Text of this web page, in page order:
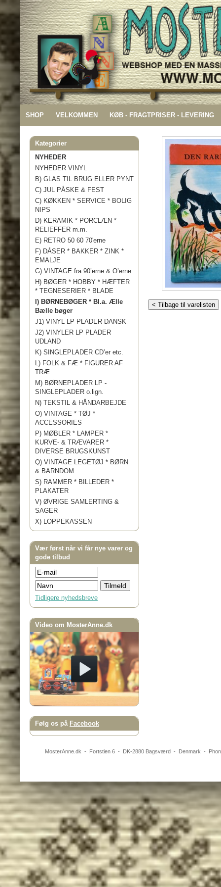
SHOP VELKOMMEN KØB - FRAGTPRISER - LEVERING
Kategorier
NYHEDER
NYHEDER VINYL
B) GLAS TIL BRUG ELLER PYNT
C) JUL PÅSKE & FEST
C) KØKKEN * SERVICE * BOLIG
NIPS
D) KERAMIK * PORCLÆN *
RELIEFFER m.m.
E) RETRO 50 60 70'erne
F) DÅSER * BAKKER * ZINK *
EMALJE
G) VINTAGE fra 90’erne & O’erne
H) BØGER * HOBBY * HÆFTER
* TEGNESERIER * BLADE
I) BØRNEBØGER * Bl.a. Ælle
Bælle bøger
J1) VINYL LP PLADER DANSK
J2) VINYLER LP PLADER
UDLAND
K) SINGLEPLADER CD’er etc.
L) FOLK & FÆ * FIGURER AF
TRÆ
M) BØRNEPLADER LP -
SINGLEPLADER o.lign.
N) TEKSTIL & HÅNDARBEJDE
O) VINTAGE * TØJ *
ACCESSORIES
P) MØBLER * LAMPER *
KURVE- & TRÆVARER *
DIVERSE BRUGSKUNST
Q) VINTAGE LEGETØJ * BØRN
& BARNDOM
S) RAMMER * BILLEDER *
PLAKATER
V) ØVRIGE SAMLERTING &
SAGER
X) LOPPEKASSEN
Vær først når vi får nye varer og
gode tilbud
Tidligere nyhedsbreve
Video om MosterAnne.dk
Følg os på Facebook
< Tilbage til varelisten
MosterAnne.dk - Fortstien 6- DK-2880 Bagsværd- Denmark -